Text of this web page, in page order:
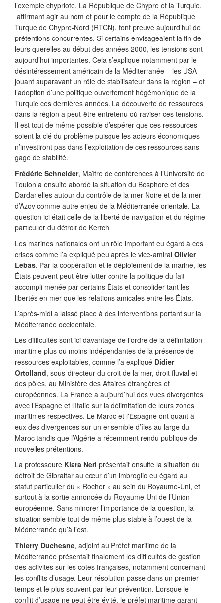
l’exemple chypriote. La République de Chypre et la Turquie,
affirmant agir au nom et pour le compte de la République
Turque de Chypre-Nord (RTCN), font preuve aujourd’hui de
prétentions concurrentes. Si certains envisageaient la fin de
leurs querelles au début des années 2000, les tensions sont
aujourd’hui importantes. Cela s’explique notamment par le
désintéressement américain de la Méditerranée – les USA
jouant auparavant un rôle de stabilisateur dans la région – et
l’adoption d’une politique ouvertement hégémonique de la
Turquie ces dernières années. La découverte de ressources
dans la région a peut-être entretenu où raviser ces tensions.
Il est tout de même possible d’espérer que ces ressources
soient la clé du problème puisque les acteurs économiques
n’investiront pas dans l’exploitation de ces ressources sans
gage de stabilité.
Frédéric Schneider, Maître de conférences à l’Université de
Toulon a ensuite abordé la situation du Bosphore et des
Dardanelles autour du contrôle de la mer Noire et de la mer
d’Azov comme autre enjeu de la Méditerranée orientale. La
question ici était celle de la liberté de navigation et du régime
particulier du détroit de Kertch.
Les marines nationales ont un rôle important eu égard à ces
crises comme l’a expliqué peu après le vice-amiral Olivier
Lebas. Par la coopération et le déploiement de la marine, les
États peuvent peut-être lutter contre la politique du fait
accompli menée par certains États et consolider tant les
libertés en mer que les relations amicales entre les États.
L’après-midi a laissé place à des interventions portant sur la
Méditerranée occidentale.
Les difficultés sont ici davantage de l’ordre de la délimitation
maritime plus ou moins indépendantes de la présence de
ressources exploitables, comme l’a expliqué Didier
Ortolland, sous-directeur du droit de la mer, droit fluvial et
des pôles, au Ministère des Affaires étrangères et
européennes. La France a aujourd’hui des vues divergentes
avec l’Espagne et l’Italie sur la délimitation de leurs zones
maritimes respectives. Le Maroc et l’Espagne ont quant à
eux des divergences sur un ensemble d’îles au large du
Maroc tandis que l’Algérie a récemment rendu publique de
nouvelles prétentions.
La professeure Kiara Neri présentait ensuite la situation du
détroit de Gibraltar au cœur d’un imbroglio eu égard au
statut particulier du « Rocher » au sein du Royaume-Uni, et
surtout à la sortie annoncée du Royaume-Uni de l’Union
européenne. Sans minorer l’importance de la question, la
situation semble tout de même plus stable à l’ouest de la
Méditerranée qu’à l’est.
Thierry Duchesne, adjoint au Préfet maritime de la
Méditerranée présentait finalement les difficultés de gestion
des activités sur les côtes françaises, notamment concernant
les conflits d’usage. Leur résolution passe dans un premier
temps et le plus souvent par leur prévention. Lorsque le
conflit d’usage ne peut être évité, le préfet maritime garant